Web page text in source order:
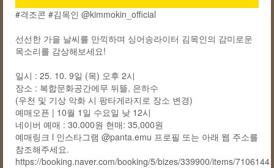
#격조콘 #김목인 @kimmokin_official
선선한 가을 날씨를 만끽하며 싱어송라이터 김목인의 감미로운
목소리를 감상해보세요!
일시 : 25. 10. 9일 (목) 오후 2시
장소 : 복합문화공간에무 뒤뜰, 은하수
(우천 및 기상 악화 시 팡타게라지로 장소 변경)
예매오픈 | 10월 1일 수요일 낮 12시
네이버 예매 : 30.000원 현매: 35,000원
예매링크 l 인스타그램 @panta.emu 프로필 또는 아래 웹 주소를
참조해주세요.
https://booking.naver.com/booking/5/bizes/339900/items/7106144